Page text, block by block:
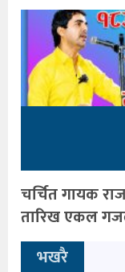
चर्चित गायक
तारिख एकल
भखरै